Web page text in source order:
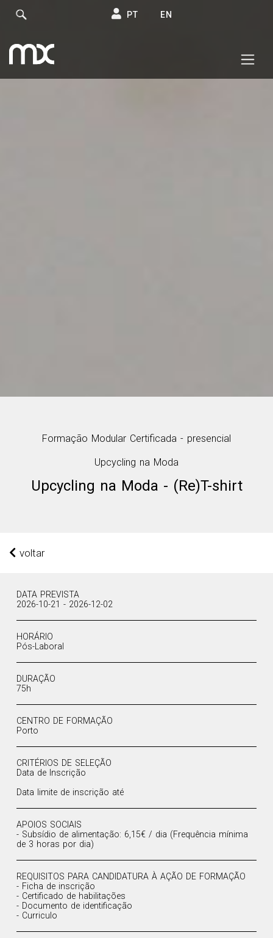
PT EN
Formação Modular Certificada - presencial
Upcycling na Moda
Upcycling na Moda - (Re)T-shirt
voltar
DATA PREVISTA
2026-10-21 - 2026-12-02
HORÁRIO
Pós-Laboral
DURAÇÃO
75h
CENTRO DE FORMAÇÃO
Porto
CRITÉRIOS DE SELEÇÃO
Data de Inscrição
Data limite de inscrição até
APOIOS SOCIAIS
- Subsídio de alimentação: 6,15€ / dia (Frequência mínima
de 3 horas por dia)
REQUISITOS PARA CANDIDATURA À AÇÃO DE FORMAÇÃO
- Ficha de inscrição
- Certificado de habilitações
- Documento de identificação
- Curriculo